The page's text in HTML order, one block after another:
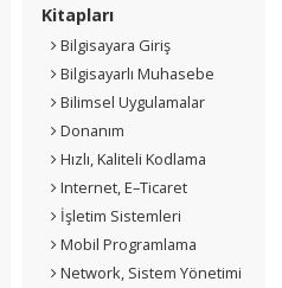
Kitapları
Bilgisayara Giriş
Bilgisayarlı Muhasebe
Bilimsel Uygulamalar
Donanım
Hızlı, Kaliteli Kodlama
Internet, E–Ticaret
İşletim Sistemleri
Mobil Programlama
Network, Sistem Yönetimi